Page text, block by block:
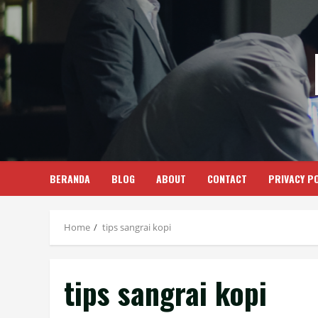
Skip
content
BERANDA BLOG ABOUT CONTACT PRIVACY
Home tips sangrai kopi
tips sangrai kopi